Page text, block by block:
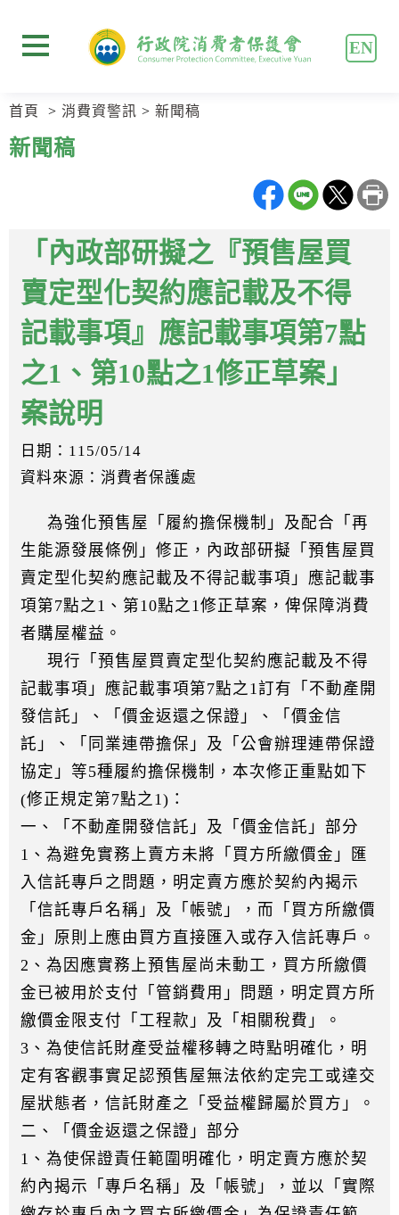
容
區
塊
容
區
塊
EN
展開選單
首頁 消費資警訊 新聞稿
新聞稿
「內政部研擬之『預售屋買
賣定型化契約應記載及不得
記載事項』應記載事項第7點
之1、第10點之1修正草案」
案說明
日期：115/05/14
資料來源：消費者保護處
為強化預售屋「履約擔保機制」及配合「再
生能源發展條例」修正，內政部研擬「預售屋買
賣定型化契約應記載及不得記載事項」應記載事
項第7點之1、第10點之1修正草案，俾保障消費
者購屋權益。
現行「預售屋買賣定型化契約應記載及不得
記載事項」應記載事項第7點之1訂有「不動產開
發信託」、「價金返還之保證」、「價金信
託」、「同業連帶擔保」及「公會辦理連帶保證
協定」等5種履約擔保機制，本次修正重點如下
(修正規定第7點之1)：
一、「不動產開發信託」及「價金信託」部分
1、為避免實務上賣方未將「買方所繳價金」匯
入信託專戶之問題，明定賣方應於契約內揭示
「信託專戶名稱」及「帳號」，而「買方所繳價
金」原則上應由買方直接匯入或存入信託專戶。
2、為因應實務上預售屋尚未動工，買方所繳價
金已被用於支付「管銷費用」問題，明定買方所
繳價金限支付「工程款」及「相關稅費」。
3、為使信託財產受益權移轉之時點明確化，明
定有客觀事實足認預售屋無法依約定完工或達交
屋狀態者，信託財產之「受益權歸屬於買方」。
二、「價金返還之保證」部分
1、為使保證責任範圍明確化，明定賣方應於契
約內揭示「專戶名稱」及「帳號」，並以「實際